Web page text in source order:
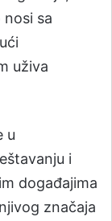
sa
uživa
u
i
događajima
značaja